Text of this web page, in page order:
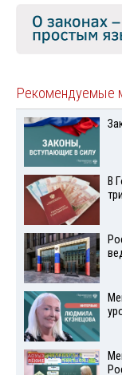
Рекомендуемые
В